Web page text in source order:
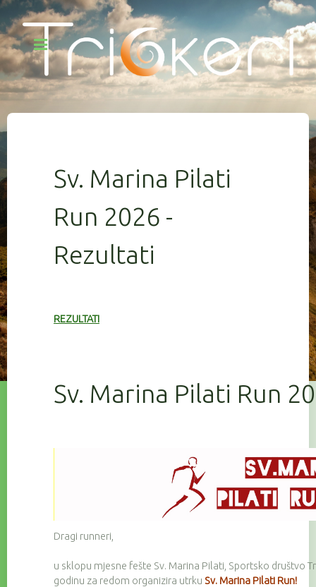
Sv. Marina Pilati
Run 2026 -
Rezultati
REZULTATI
Sv. Marina Pilati Run
Dragi runneri,
u sklopu mjesne fešte Sv. Marina Pilati, Sportsko društvo
godinu za redom organizira utrku Sv. Marina Pilati Run!